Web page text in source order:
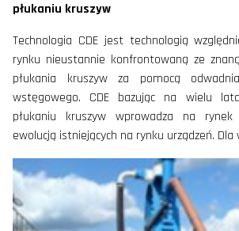
płukaniu kruszyw
Technologia CDE jest technologią
rynku nieustannie konfrontowaną ze
płukania kruszyw za pomocą
wstęgowego. CDE bazując na wielu
płukaniu kruszyw wprowadza na rynek
ewolucją istniejących na rynku urządzeń.